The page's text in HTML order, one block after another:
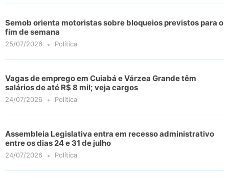
Semob orienta motoristas sobre bloqueios previstos para o
fim de semana
25/07/2026 Política
Vagas de emprego em Cuiabá e Várzea Grande têm
salários de até R$ 8 mil; veja cargos
24/07/2026 Política
Assembleia Legislativa entra em recesso administrativo
entre os dias 24 e 31 de julho
24/07/2026 Política